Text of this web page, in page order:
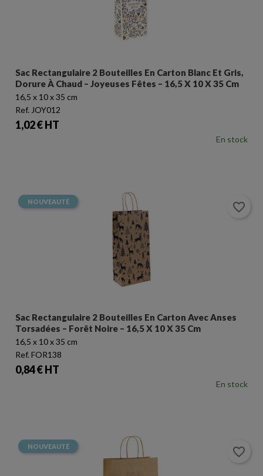
Sac Rectangulaire 2 Bouteilles En Carton Blanc Et Gris,
Dorure À Chaud – Joyeuses Fêtes – 16,5 X 10 X 35 Cm
16,5 x 10 x 35 cm
Ref. JOY012
Prix
1,02 € HT
En stock
Sac Rectangulaire 2 Bouteilles En Carton Avec Anses
Torsadées – Forêt Noire – 16,5 X 10 X 35 Cm
16,5 x 10 x 35 cm
Ref. FOR138
Prix
0,84 € HT
En stock
NOUVEAUTÉ favorite_border
NOUVEAUTÉ favorite_border